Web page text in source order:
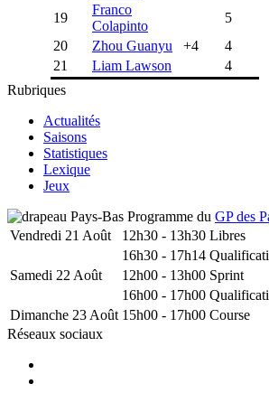
19
Franco
Colapinto
5
20
Zhou Guanyu +4
4
21
Liam Lawson 4
Rubriques
Actualités
Saisons
Statistiques
Lexique
Jeux
Programme du GP des
Vendredi 21 Août
12h30 - 13h30 Libres
16h30 - 17h14
Samedi 22 Août
12h00 - 13h00 Sprint
16h00 - 17h00
Dimanche 23 Août 15h00 - 17h00 Course
Réseaux sociaux